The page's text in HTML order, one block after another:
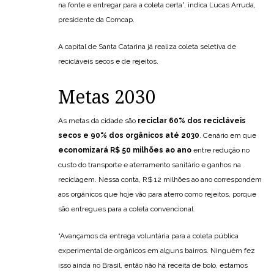
na fonte e entregar para a coleta certa”, indica Lucas Arruda,
presidente da Comcap.
A capital de Santa Catarina já realiza coleta seletiva de
recicláveis secos e de rejeitos.
Metas 2030
As metas da cidade são reciclar 60% dos recicláveis
secos e 90% dos orgânicos até 2030. Cenário em que
economizará R$ 50 milhões ao ano entre redução no
custo do transporte e aterramento sanitário e ganhos na
reciclagem. Nessa conta, R$ 12 milhões ao ano correspondem
aos orgânicos que hoje vão para aterro como rejeitos, porque
são entregues para a coleta convencional.
“Avançamos da entrega voluntária para a coleta pública
experimental de orgânicos em alguns bairros. Ninguém fez
isso ainda no Brasil, então não há receita de bolo, estamos